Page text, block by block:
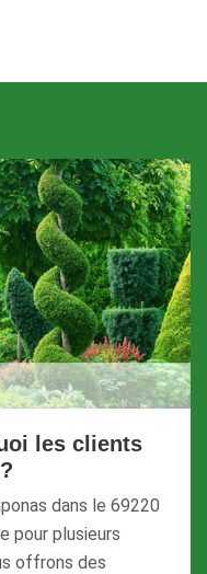
les clients
dans le 69220
pour plusieurs
offrons des